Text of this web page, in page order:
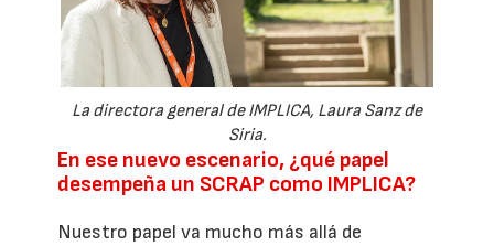
La directora general de IMPLICA, Laura Sanz de
Siria.
En ese nuevo escenario, ¿qué papel
desempeña un SCRAP como IMPLICA?
Nuestro papel va mucho más allá de